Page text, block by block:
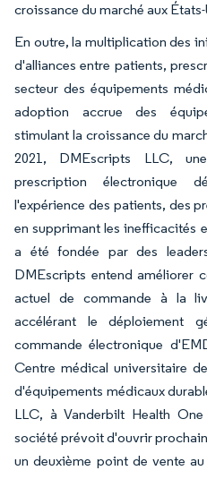
croissance du marché aux États-
En outre, la multiplication des
d'alliances entre patients,
secteur des équipements
adoption accrue des
stimulant la croissance du
2021, DMEscripts LLC,
prescription électronique
l'expérience des patients, des
en supprimant les inefficacités
a été fondée par des
DMEscripts entend améliorer
actuel de commande à la
accélérant le déploiement
commande électronique
Centre médical universitaire
d'équipements médicaux
LLC, à Vanderbilt Health
société prévoit d'ouvrir
un deuxième point de vente